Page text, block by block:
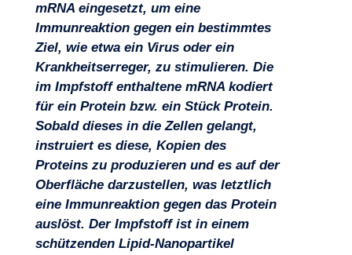
Projekte
mRNA eingesetzt, um eine
Immunreaktion gegen ein bestimmtes
Ziel, wie etwa ein Virus oder ein
Krankheitserreger, zu stimulieren. Die
im Impfstoff enthaltene mRNA kodiert
für ein Protein bzw. ein Stück Protein.
Sobald dieses in die Zellen gelangt,
instruiert es diese, Kopien des
Proteins zu produzieren und es auf der
Oberfläche darzustellen, was letztlich
eine Immunreaktion gegen das Protein
auslöst. Der Impfstoff ist in einem
schützenden Lipid-Nanopartikel